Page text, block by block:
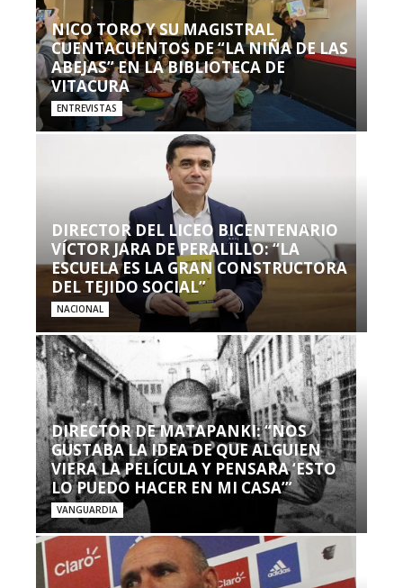
NICO TORO Y SU MAGISTRAL
CUENTACUENTOS DE “LA NIÑA DE LAS
ABEJAS” EN LA BIBLIOTECA DE
VITACURA
ENTREVISTAS
DIRECTOR DEL LICEO BICENTENARIO
VÍCTOR JARA DE PERALILLO: “LA
ESCUELA ES LA GRAN CONSTRUCTORA
DEL TEJIDO SOCIAL”
NACIONAL
DIRECTOR DE MATAPANKI: “NOS
GUSTABA LA IDEA DE QUE ALGUIEN
VIERA LA PELÍCULA Y PENSARA ‘ESTO
LO PUEDO HACER EN MI CASA’”
VANGUARDIA